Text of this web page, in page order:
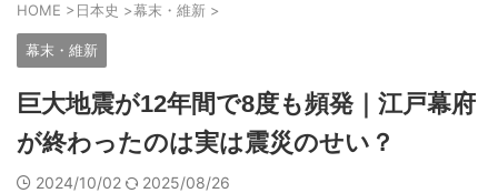
HOME >日本史 >幕末・維新 >
幕末・維新
巨大地震が12年間で8度も頻発｜江戸幕府
が終わったのは実は震災のせい？
2024/10/02 2025/08/26